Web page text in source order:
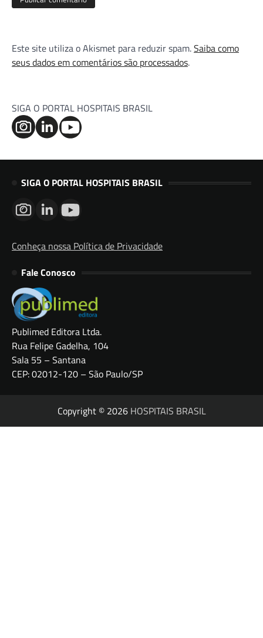
Este site utiliza o Akismet para reduzir spam.Saiba como
seus dados em comentários são processados.
SIGA O PORTAL HOSPITAIS BRASIL
SIGA O PORTAL HOSPITAIS BRASIL
Conheça nossa Política de Privacidade
Fale Conosco
Publimed Editora Ltda.
Rua Felipe Gadelha, 104
Sala 55 – Santana
CEP: 02012-120 – São Paulo/SP
Copyright © 2026 HOSPITAIS BRASIL